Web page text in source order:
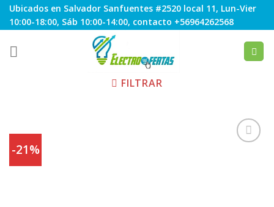
Skip
to
Ubicados en Salvador Sanfuentes #2520 local 11, Lun-Vier
10:00-18:00, Sáb 10:00-14:00, contacto +56964262568
FILTRAR
-21%